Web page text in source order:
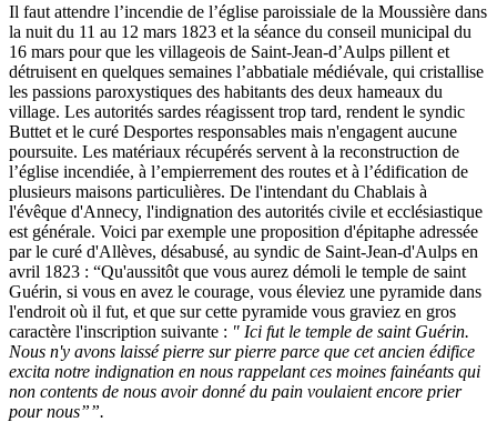
Il faut attendre l’incendie de l’église paroissiale de la Moussière dans
la nuit du 11 au 12 mars 1823 et la séance du conseil municipal du
16 mars pour que les villageois de Saint-Jean-d’Aulps pillent et
détruisent en quelques semaines l’abbatiale médiévale, qui cristallise
les passions paroxystiques des habitants des deux hameaux du
village. Les autorités sardes réagissent trop tard, rendent le syndic
Buttet et le curé Desportes responsables mais n'engagent aucune
poursuite. Les matériaux récupérés servent à la reconstruction de
l’église incendiée, à l’empierrement des routes et à l’édification de
plusieurs maisons particulières. De l'intendant du Chablais à
l'évêque d'Annecy, l'indignation des autorités civile et ecclésiastique
est générale. Voici par exemple une proposition d'épitaphe adressée
par le curé d'Allèves, désabusé, au syndic de Saint-Jean-d'Aulps en
avril 1823 : “Qu'aussitôt que vous aurez démoli le temple de saint
Guérin, si vous en avez le courage, vous éleviez une pyramide dans
l'endroit où il fut, et que sur cette pyramide vous graviez en gros
caractère l'inscription suivante : " Ici fut le temple de saint Guérin.
Nous n'y avons laissé pierre sur pierre parce que cet ancien édifice
excita notre indignation en nous rappelant ces moines fainéants qui
non contents de nous avoir donné du pain voulaient encore prier
pour nous””.